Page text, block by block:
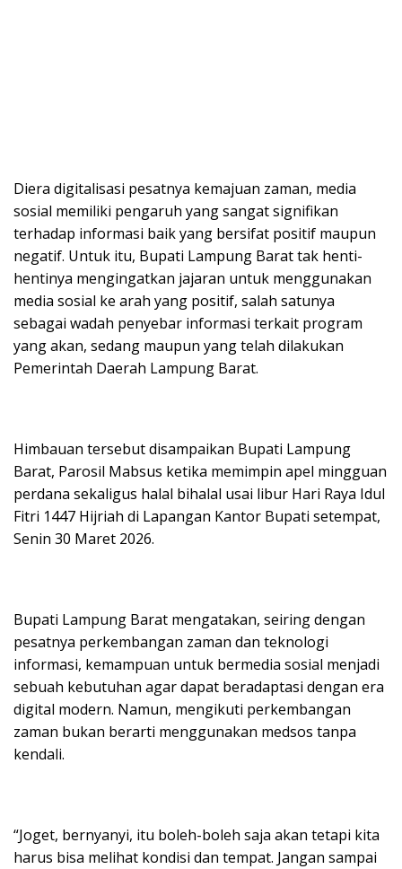
Diera digitalisasi pesatnya kemajuan zaman, media
sosial memiliki pengaruh yang sangat signifikan
terhadap informasi baik yang bersifat positif maupun
negatif. Untuk itu, Bupati Lampung Barat tak henti-
hentinya mengingatkan jajaran untuk menggunakan
media sosial ke arah yang positif, salah satunya
sebagai wadah penyebar informasi terkait program
yang akan, sedang maupun yang telah dilakukan
Pemerintah Daerah Lampung Barat.
Himbauan tersebut disampaikan Bupati Lampung
Barat, Parosil Mabsus ketika memimpin apel mingguan
perdana sekaligus halal bihalal usai libur Hari Raya Idul
Fitri 1447 Hijriah di Lapangan Kantor Bupati setempat,
Senin 30 Maret 2026.
Bupati Lampung Barat mengatakan, seiring dengan
pesatnya perkembangan zaman dan teknologi
informasi, kemampuan untuk bermedia sosial menjadi
sebuah kebutuhan agar dapat beradaptasi dengan era
digital modern. Namun, mengikuti perkembangan
zaman bukan berarti menggunakan medsos tanpa
kendali.
“Joget, bernyanyi, itu boleh-boleh saja akan tetapi kita
harus bisa melihat kondisi dan tempat. Jangan sampai